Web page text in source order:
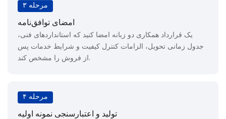
مرحله ۳
امضای توافق‌نامه
یک قرارداد همکاری دو زبانه امضا کنید که استانداردهای فنی،
جدول زمانی تحویل، الزامات کنترل کیفیت و شرایط خدمات پس
از فروش را مشخص کند.
مرحله ۴
تولید و اعتبارسنجی نمونه اولیه